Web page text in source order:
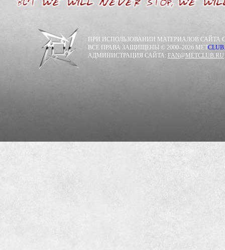
ПРИ ИСПОЛЬЗОВАНИИ МАТЕРИАЛОВ САЙТА
ВСЕ ПРАВА ЗАЩИЩЕНЫ © 2000–2026 METCLUB.
АДМИНИСТРАЦИЯ САЙТА: FAN@METCLUB.RU